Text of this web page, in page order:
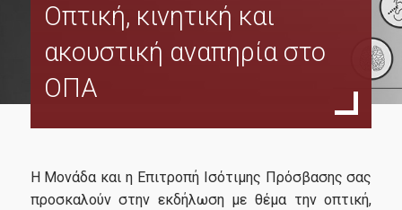
Η Επιτροπή
Υπηρεσίες
Ηλεκτρονική Προσβασιμότητα
Οπτική, κινητική και
ακουστική αναπηρία στο
ΟΠΑ
Η Μονάδα και η Επιτροπή Ισότιμης Πρόσβασης σας
προσκαλούν στην εκδήλωση με θέμα την οπτική,